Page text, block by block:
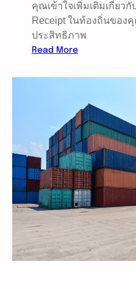
คุณเข้าใจเพิ่มเติมเกี่ยวกั
Receipt ในท้องถิ่นของ
ประสิทธิภาพ
Read More:
a
y
e
-
R
e
c
e
i
เ